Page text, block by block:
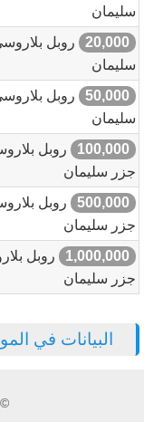
سليمان
20,000
روبل
سليمان
50,000
روبل
سليمان
100,000
روبل
جزر سليمان
500,000
روبل
جزر سليمان
1,000,000
روبل
جزر سليمان
البيانات في
© 2015-018